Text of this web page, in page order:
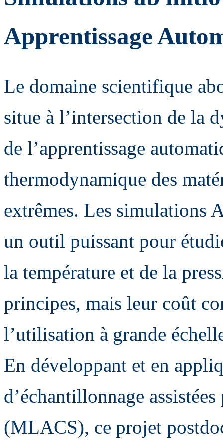
Apprentissage
Le domaine scientifique
situe à l’intersection de la
de l’apprentissage
thermodynamique des
extrêmes. Les simulations
un outil puissant pour
la température et de la
principes, mais leur coût
l’utilisation à grande
En développant et en
d’échantillonnage
(MLACS), ce projet